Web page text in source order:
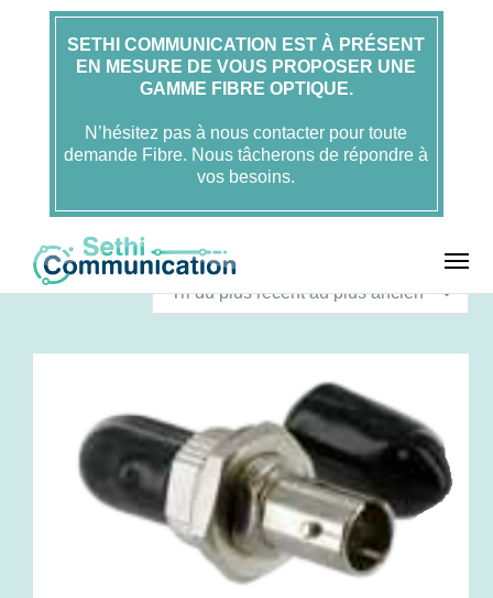
SETHI COMMUNICATION EST À PRÉSENT
EN MESURE DE VOUS PROPOSER UNE
GAMME FIBRE OPTIQUE.
N’hésitez pas à nous contacter pour toute
demande Fibre. Nous tâcherons de répondre à
vos besoins.
4 résultats affichés
r
i
é
u
u
Tri du plus récent au plus ancien